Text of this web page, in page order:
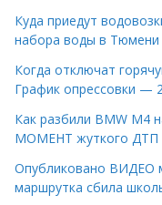
Куда приедут
набора воды в Тюмени
Когда отключат
График опрессовки —
Как разбили BMW M4
МОМЕНТ жуткого ДТП
Опубликовано ВИДЕО
маршрутка сбила